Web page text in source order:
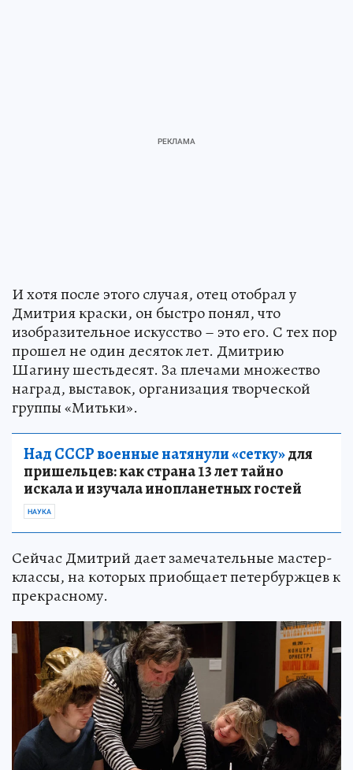
И хотя после этого случая, отец отобрал у
Дмитрия краски, он быстро понял, что
изобразительное искусство – это его. С тех пор
прошел не один десяток лет. Дмитрию
Шагину шестьдесят. За плечами множество
наград, выставок, организация творческой
группы «Митьки».
Над СССР военные натянули «сетку»для
пришельцев: как страна 13 лет тайно
искала и изучала инопланетных гостей
НАУКА
Сейчас Дмитрий дает замечательные мастер-
классы, на которых приобщает петербуржцев к
прекрасному.